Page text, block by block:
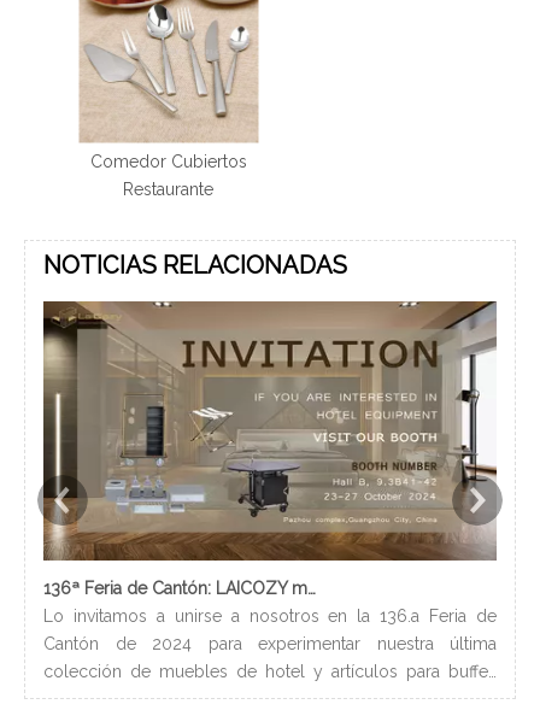
Comedor Cubiertos
Restaurante
NOTICIAS RELACIONADAS
136ª Feria de Cantón: LAICOZY muestra el futuro de los muebles de hotel y los artículos de buffet
Lo invitamos a unirse a nosotros en la 136.a Feria de
Cantón de 2024 para experimentar nuestra última
colección de muebles de hotel y artículos para buffet.
Esperamos conectarnos con profesionales de la industria,